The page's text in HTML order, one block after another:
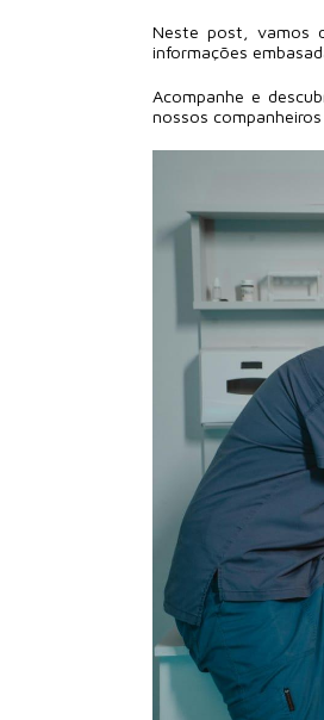
Neste post, vamos
informações
Acompanhe e
nossos companheiros